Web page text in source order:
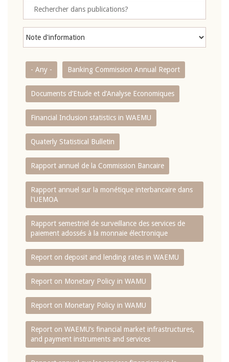
- Any - Banking Commission Annual Report
Documents d’Etude et d’Analyse Economiques
Financial Inclusion statistics in WAEMU
Quaterly Statistical Bulletin
Rapport annuel de la Commission Bancaire
Rapport annuel sur la monétique interbancaire dans
l'UEMOA
Rapport semestriel de surveillance des services de
paiement adossés à la monnaie électronique
Report on deposit and lending rates in WAEMU
Report on Monetary Policy in WAMU
Report on Monetary Policy in WAMU
Report on WAEMU’s financial market infrastructures,
and payment instruments and services